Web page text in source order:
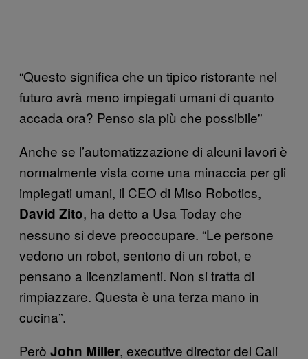
“Questo significa che un tipico ristorante nel
futuro avrà meno impiegati umani di quanto
accada ora? Penso sia più che possibile”
Anche se l’automatizzazione di alcuni lavori è
normalmente vista come una minaccia per gli
impiegati umani, il CEO di Miso Robotics,
David Zito, ha detto a Usa Today che
nessuno si deve preoccupare. “Le persone
vedono un robot, sentono di un robot, e
pensano a licenziamenti. Non si tratta di
rimpiazzare. Questa è una terza mano in
cucina”.
Però John Miller, executive director del Cali